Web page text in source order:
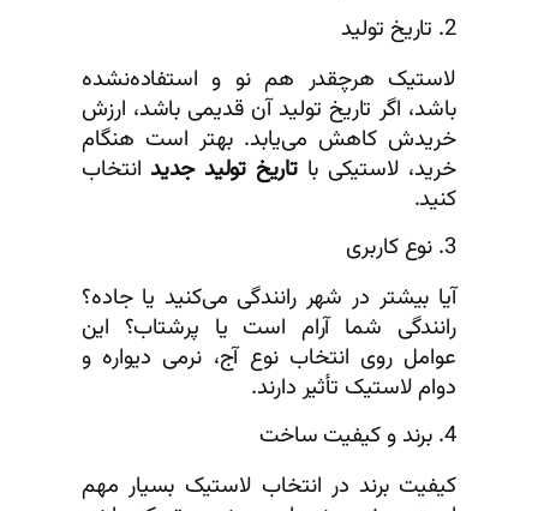
2. تاریخ تولید
لاستیک هرچقدر هم نو و استفاده‌نشده
باشد، اگر تاریخ تولید آن قدیمی باشد، ارزش
خریدش کاهش می‌یابد. بهتر است هنگام
خرید، لاستیکی با تاریخ تولید جدید انتخاب
کنید.
3. نوع کاربری
آیا بیشتر در شهر رانندگی می‌کنید یا جاده؟
رانندگی شما آرام است یا پرشتاب؟ این
عوامل روی انتخاب نوع آج، نرمی دیواره و
دوام لاستیک تأثیر دارند.
4. برند و کیفیت ساخت
کیفیت برند در انتخاب لاستیک بسیار مهم